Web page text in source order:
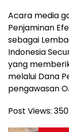
Acara media
Penjaminan
sebagai
Indonesia
yang
melalui Dana
pengawasan
Post Views: 350